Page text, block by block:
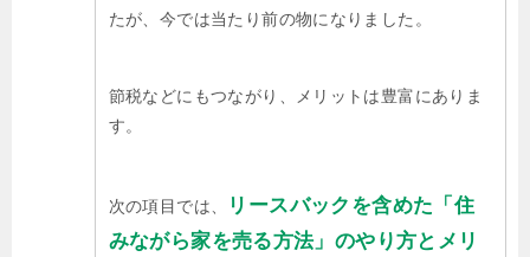
たが、今では当たり前の物になりました。
節税などにもつながり、メリットは豊富にありま
す。
次の項目では、
リースバックを含めた「住
みながら家を売る方法」のやり方とメリ